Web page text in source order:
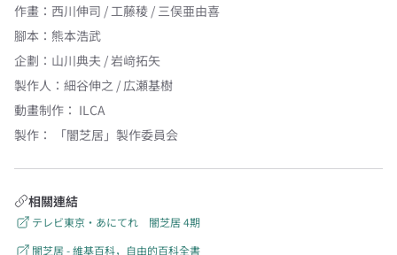
作畫 ： 西川伸司 / 工藤稜 / 三俣亜由喜
腳本 ： 熊本浩武
企劃 ： 山川典夫 / 岩﨑拓矢
製作人 ： 細谷伸之 / 広瀬基樹
動畫制作： ILCA
製作：
「闇芝居」製作委員会
相關連結
テレビ東京・あにてれ 闇芝居 4期
闇芝居 - 維基百科，自由的百科全書